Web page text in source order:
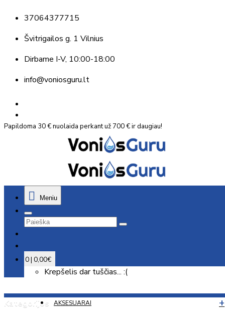
37064377715
Švitrigailos g. 1 Vilnius
Dirbame I-V, 10:00-18:00
info@voniosguru.lt
Papildoma 30 € nuolaida perkant už 700 € ir daugiau!
Meniu
0 | 0,00€
Krepšelis dar tuščias... :(
Kategorijos AKSESUARAI